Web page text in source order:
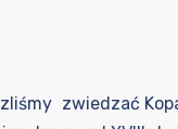
zwiedzać